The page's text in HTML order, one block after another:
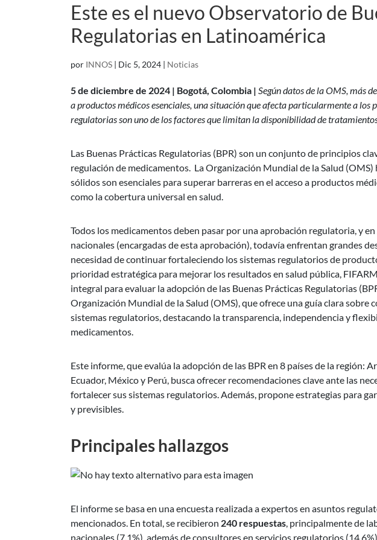
Este es el nuevo Observatorio de
Regulatorias en Latinoamérica
por INNOS | Dic 5, 2024 | Noticias
5 de diciembre de 2024 | Bogotá, Colombia | Según datos de la OMS, más
a productos médicos esenciales, una situación que afecta particularmente a los
regulatorias son uno de los factores que limitan la disponibilidad de
Las Buenas Prácticas Regulatorias (BPR) son un conjunto de principios
regulación de medicamentos. La Organización Mundial de la Salud
sólidos son esenciales para superar barreras en el acceso a productos
como la cobertura universal en salud.
Todos los medicamentos deben pasar por una aprobación regulatoria, y
nacionales (encargadas de esta aprobación), todavía enfrentan grandes
necesidad de continuar fortaleciendo los sistemas regulatorios de
prioridad estratégica para mejorar los resultados en salud pública,
integral para evaluar la adopción de las Buenas Prácticas Regulatorias
Organización Mundial de la Salud (OMS), que ofrece una guía clara sobre
sistemas regulatorios, destacando la transparencia, independencia y
medicamentos.
Este informe, que evalúa la adopción de las BPR en 8 países de la región:
Ecuador, México y Perú, busca ofrecer recomendaciones clave ante las
fortalecer sus sistemas regulatorios. Además, propone estrategias para
y previsibles.
Principales hallazgos
El informe se basa en una encuesta realizada a expertos en asuntos
mencionados. En total, se recibieron 240 respuestas, principalmente de
nacionales (7.1%), además de consultores en servicios regulatorios